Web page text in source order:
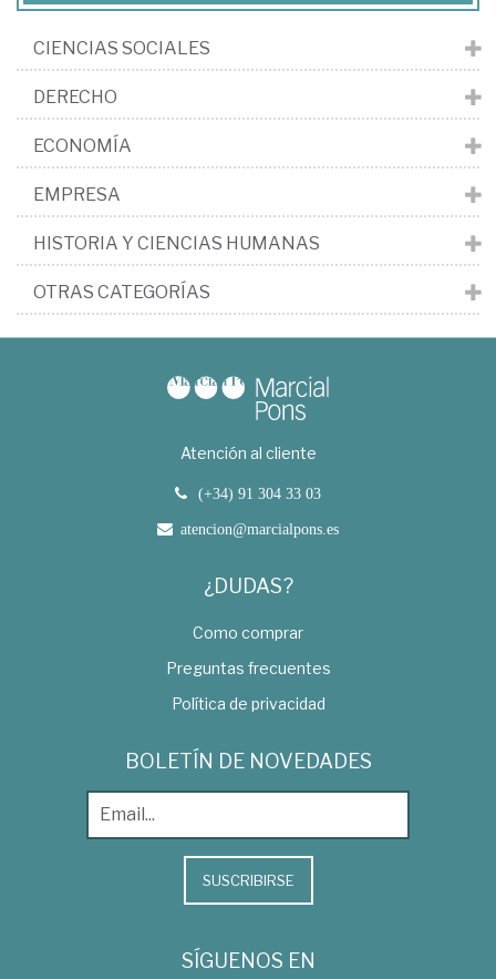
CIENCIAS SOCIALES
DERECHO
ECONOMÍA
EMPRESA
HISTORIA Y CIENCIAS HUMANAS
OTRAS CATEGORÍAS
Atención al cliente
(+34) 91 304 33 03
atencion@marcialpons.es
¿DUDAS?
Como comprar
Preguntas frecuentes
Política de privacidad
BOLETÍN DE NOVEDADES
SUSCRIBIRSE
SÍGUENOS EN